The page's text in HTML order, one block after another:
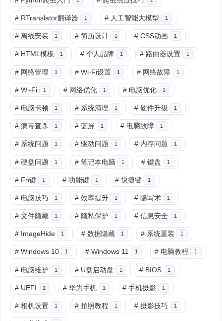
# RTranslator翻译器 1 # 人工智能大模型 1
# 离线安装 1 # 简历设计 1 # CSS动画 1
# HTML模板 1 # 个人品牌 1 # 路由器设置 1
# 网络管理 1 # Wi-Fi设置 1 # 网络故障 1
# Wi-Fi 1 # 网络优化 1 # 电脑优化 1
# 电脑卡顿 1 # 系统清理 1 # 硬件升级 1
# 病毒查杀 1 # 蓝屏 1 # 电脑故障 1
# 系统问题 1 # 驱动问题 1 # 内存问题 1
# 硬盘问题 1 # 笔记本电脑 1 # 键盘 1
# Fn键 1 # 功能键 1 # 快捷键 1
# 电脑技巧 1 # 效率提升 1 # 隐写术 1
# 文件隐藏 1 # 隐私保护 1 # 信息安全 1
# ImageHide 1 # 数据隐藏 1 # 系统重装 1
# Windows 10 1 # Windows 11 1 # 电脑教程 1
# 电脑维护 1 # U盘启动盘 1 # BIOS 1
# UEFI 1 # 华为手机 1 # 手机摄影 1
# 相机设置 1 # 拍照教程 1 # 摄影技巧 1